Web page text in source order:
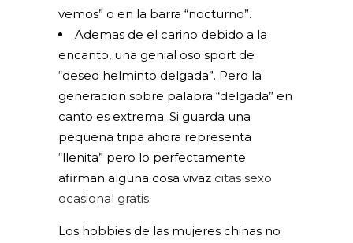
vemos” o en la barra “nocturno”.
Ademas de el carino debido a la
encanto, una genial oso sport de
“deseo helminto delgada”. Pero la
generacion sobre palabra “delgada” en
canto es extrema. Si guarda una
pequena tripa ahora representa
“llenita” pero lo perfectamente
afirman alguna cosa vivaz citas sexo
ocasional gratis.
Los hobbies de las mujeres chinas no